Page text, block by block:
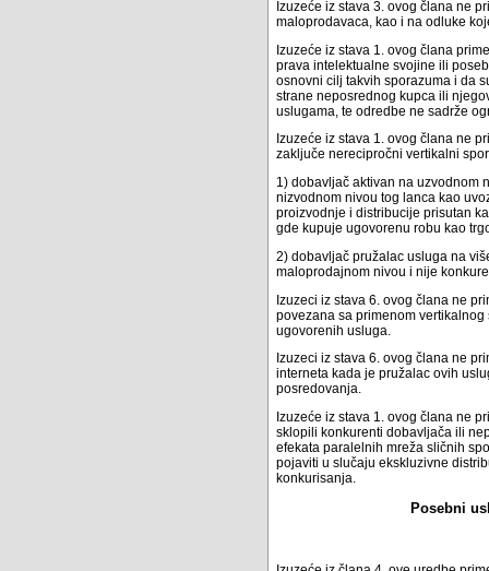
Izuzeće iz stava 3. ovog člana ne
maloprodavaca, kao i na odluke
Izuzeće iz stava 1. ovog člana
prava intelektualne svojine ili
osnovni cilj takvih sporazuma i da
strane neposrednog kupca ili
uslugama, te odredbe ne sadrže
Izuzeće iz stava 1. ovog člana ne
zaključe nerecipročni vertikalni
1) dobavljač aktivan na uzvodnom
nizvodnom nivou tog lanca kao
proizvodnje i distribucije prisutan
gde kupuje ugovorenu robu kao
2) dobavljač pružalac usluga na
maloprodajnom nivou i nije
Izuzeci iz stava 6. ovog člana ne
povezana sa primenom
ugovorenih usluga.
Izuzeci iz stava 6. ovog člana ne
interneta kada je pružalac ovih
posredovanja.
Izuzeće iz stava 1. ovog člana ne
sklopili konkurenti dobavljača ili
efekata paralelnih mreža sličnih
pojaviti u slučaju ekskluzivne
konkurisanja.
Posebni